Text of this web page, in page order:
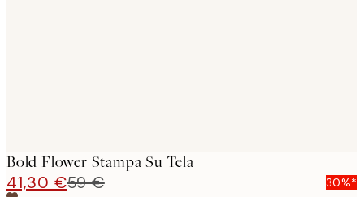
Bold Flower Stampa Su Tela
41,30 €59 € 30%*